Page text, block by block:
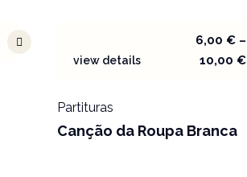
view details
6,00€ –
10,00€
Partituras
Canção da Roupa Branca